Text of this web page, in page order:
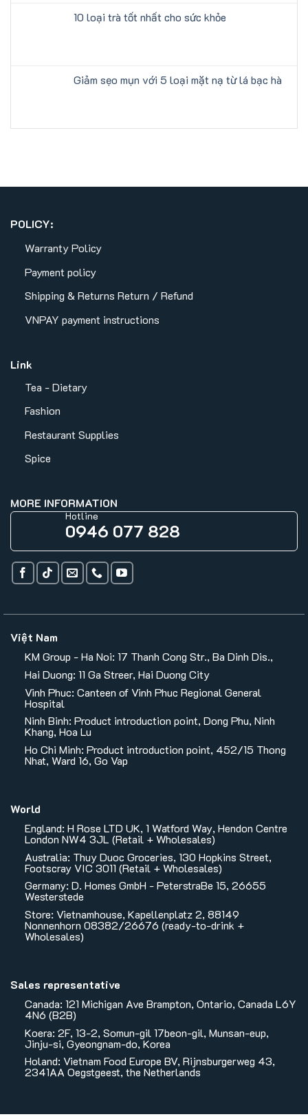
10 loại trà tốt nhất cho sức khỏe
Giảm sẹo mụn với 5 loại mặt nạ từ lá bạc hà
POLICY:
Warranty Policy
Payment policy
Shipping & Returns Return / Refund
VNPAY payment instructions
Link
Tea - Dietary
Fashion
Restaurant Supplies
Spice
MORE INFORMATION
Hotline
0946 077 828
Việt Nam
KM Group - Ha Noi: 17 Thanh Cong Str., Ba Dinh Dis.,
Hai Duong: 11 Ga Streer, Hai Duong City
Vinh Phuc: Canteen of Vinh Phuc Regional General
Hospital
Ninh Binh: Product introduction point, Dong Phu, Ninh
Khang, Hoa Lu
Ho Chi Minh: Product introduction point, 452/15 Thong
Nhat, Ward 16, Go Vap
World
England: H Rose LTD UK, 1 Watford Way, Hendon Centre
London NW4 3JL (Retail + Wholesales)
Australia: Thuy Duoc Groceries, 130 Hopkins Street,
Footscray VIC 3011 (Retail + Wholesales)
Germany: D. Homes GmbH - PeterstraBe 15, 26655
Westerstede
Store: Vietnamhouse, Kapellenplatz 2, 88149
Nonnenhorn 08382/26676 (ready-to-drink +
Wholesales)
Sales representative
Canada: 121 Michigan Ave Brampton, Ontario, Canada L6Y
4N6 (B2B)
Koera: 2F, 13-2, Somun-gil 17beon-gil, Munsan-eup,
Jinju-si, Gyeongnam-do, Korea
Holand: Vietnam Food Europe BV, Rijnsburgerweg 43,
2341AA Oegstgeest, the Netherlands